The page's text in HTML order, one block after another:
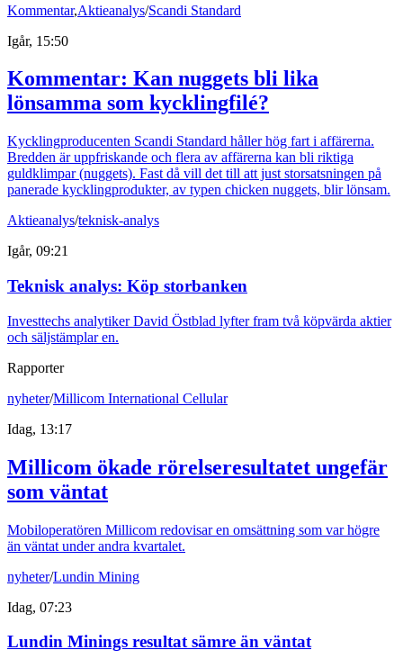
Kommentar,Aktieanalys/Scandi Standard
Igår, 15:50
Kommentar: Kan nuggets bli lika
lönsamma som kycklingfilé?
Kycklingproducenten Scandi Standard håller hög fart i affärerna.
Bredden är uppfriskande och flera av affärerna kan bli riktiga
guldklimpar (nuggets). Fast då vill det till att just storsatsningen på
panerade kycklingprodukter, av typen chicken nuggets, blir lönsam.
Aktieanalys/teknisk-analys
Igår, 09:21
Teknisk analys: Köp storbanken
Investtechs analytiker David Östblad lyfter fram två köpvärda aktier
och säljstämplar en.
Rapporter
nyheter/Millicom International Cellular
Idag, 13:17
Millicom ökade rörelseresultatet ungefär
som väntat
Mobiloperatören Millicom redovisar en omsättning som var högre
än väntat under andra kvartalet.
nyheter/Lundin Mining
Idag, 07:23
Lundin Minings resultat sämre än väntat